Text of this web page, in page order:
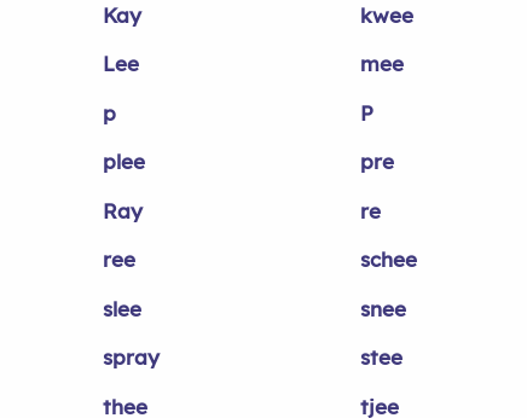
Kay
kwee
Lee
mee
p
P
plee
pre
Ray
re
ree
schee
slee
snee
spray
stee
thee
tjee